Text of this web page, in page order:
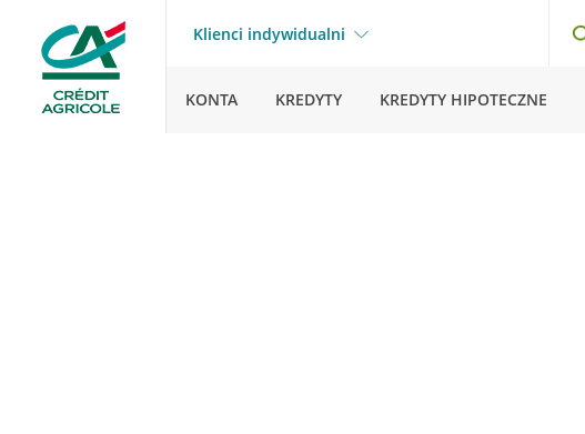
Klienci indywidualni
KONTA KREDYTY KREDYTY HIPOTECZNE